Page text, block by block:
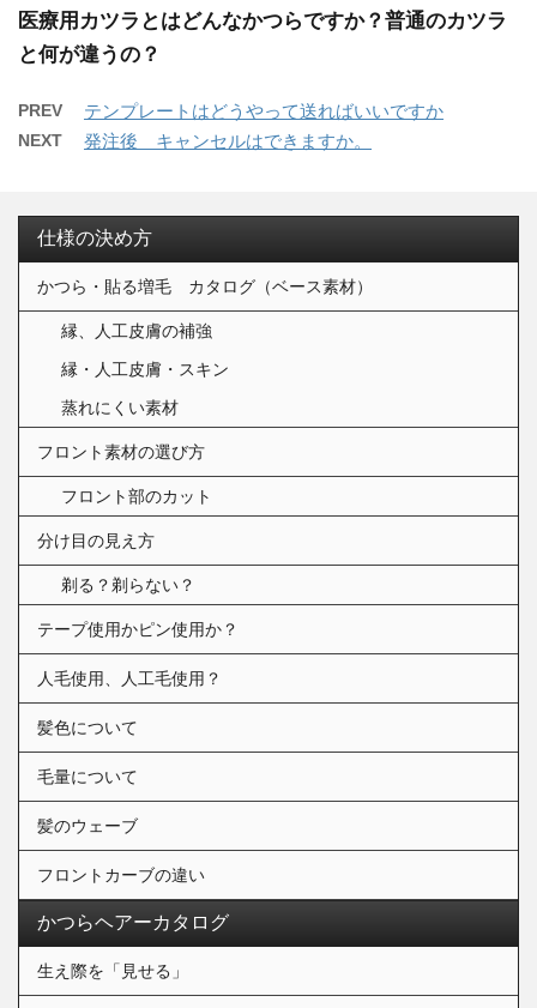
医療用カツラとはどんなかつらですか？普通のカツラ
と何が違うの？
PREV テンプレートはどうやって送ればいいですか
NEXT 発注後 キャンセルはできますか。
仕様の決め方
かつら・貼る増毛 カタログ（ベース素材）
縁、人工皮膚の補強
縁・人工皮膚・スキン
蒸れにくい素材
フロント素材の選び方
フロント部のカット
分け目の見え方
剃る？剃らない？
テープ使用かピン使用か？
人毛使用、人工毛使用？
髪色について
毛量について
髪のウェーブ
フロントカーブの違い
かつらヘアーカタログ
生え際を「見せる」